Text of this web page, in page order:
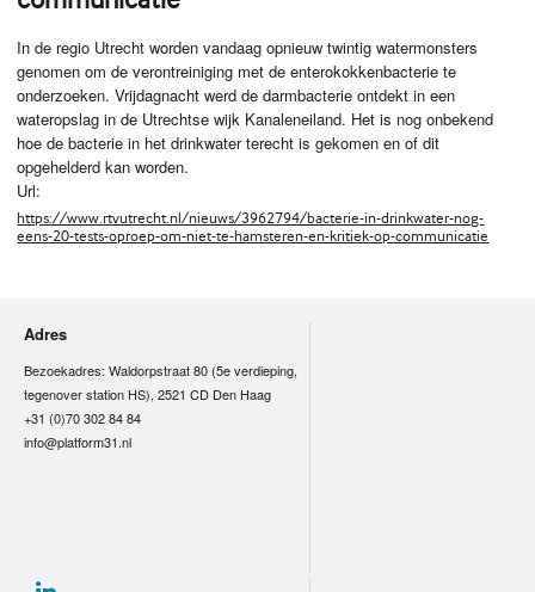
In de regio Utrecht worden vandaag opnieuw twintig watermonsters
genomen om de verontreiniging met de enterokokkenbacterie te
onderzoeken. Vrijdagnacht werd de darmbacterie ontdekt in een
wateropslag in de Utrechtse wijk Kanaleneiland. Het is nog onbekend
hoe de bacterie in het drinkwater terecht is gekomen en of dit
opgehelderd kan worden.
Url:
https://www.rtvutrecht.nl/nieuws/3962794/bacterie-in-drinkwater-nog-
eens-20-tests-oproep-om-niet-te-hamsteren-en-kritiek-op-communicatie
Adres
Bezoekadres: Waldorpstraat 80 (5e verdieping,
tegenover station HS), 2521 CD Den Haag
+31 (0)70 302 84 84
info@platform31.nl